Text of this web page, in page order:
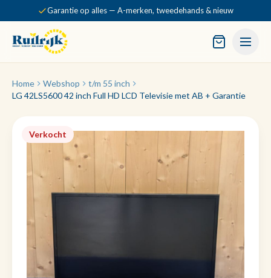
Garantie op alles — A-merken, tweedehands & nieuw
Home Webshop
t/m 55 inch
LG 42LS5600 42 inch Full HD LCD Televisie met AB + Garantie
Verkocht